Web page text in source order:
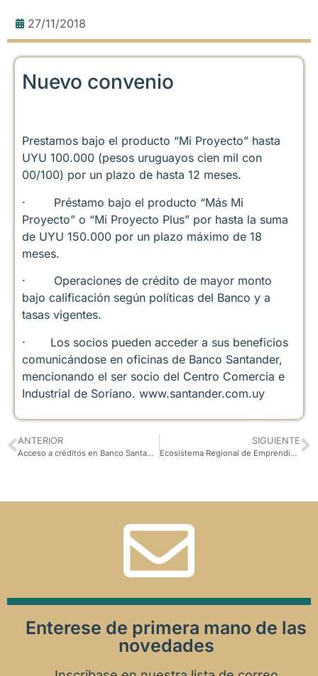
27/11/2018
Nuevo convenio
Prestamos bajo el producto “Mi Proyecto” hasta
UYU 100.000 (pesos uruguayos cien mil con
00/100) por un plazo de hasta 12 meses.
· Préstamo bajo el producto “Más Mi
Proyecto” o “Mi Proyecto Plus” por hasta la suma
de UYU 150.000 por un plazo máximo de 18
meses.
· Operaciones de crédito de mayor monto
bajo calificación según políticas del Banco y a
tasas vigentes.
· Los socios pueden acceder a sus beneficios
comunicándose en oficinas de Banco Santander,
mencionando el ser socio del Centro Comercia e
Industrial de Soriano. www.santander.com.uy
ANTERIOR
Acceso a créditos en Banco Santander!
SIGUIENTE
Ecosistema Regional de Emprendimientos
Enterese de primera mano de las
novedades